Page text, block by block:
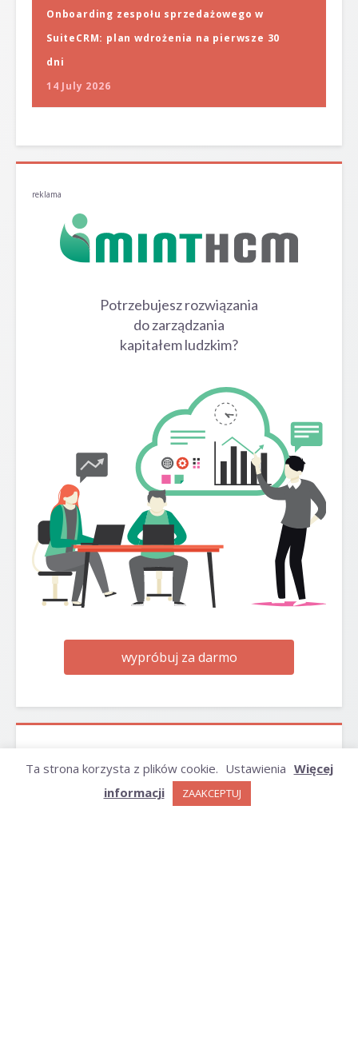
Onboarding zespołu sprzedażowego w
SuiteCRM: plan wdrożenia na pierwsze 30
dni
14 July 2026
reklama
Potrzebujesz rozwiązania
do zarządzania
kapitałem ludzkim?
wypróbuj za darmo
Ta strona korzysta z plików cookie. Ustawienia Więcej
informacji
ZAAKCEPTUJ